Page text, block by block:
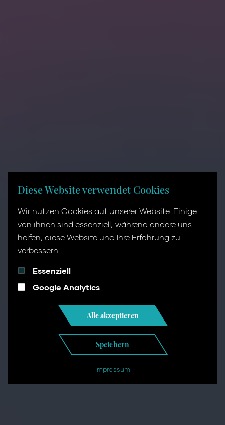
Wir beamen
eure Stars auf
die Bühne.
Diese Website verwendet Cookies
Wir nutzen Cookies auf unserer Website. Einige
von ihnen sind essenziell, während andere uns
helfen, diese Website und Ihre Erfahrung zu
verbessern.
Essenziell
Google Analytics
Alle akzeptieren
Speichern
Impressum